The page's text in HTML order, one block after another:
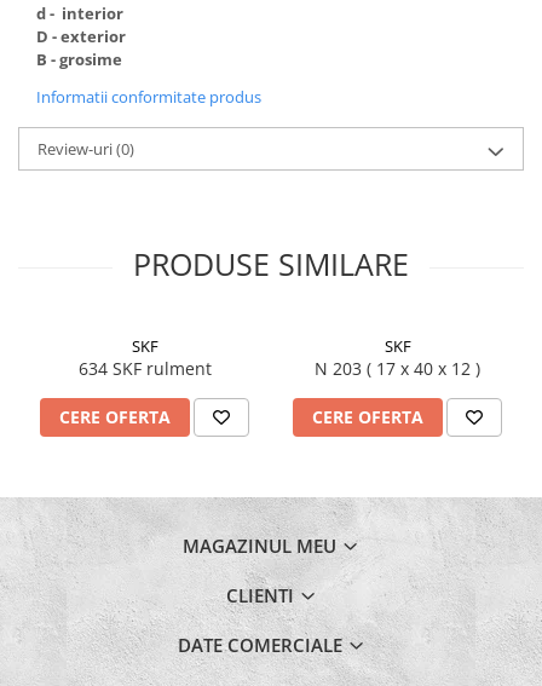
d - interior
D - exterior
B - grosime
Informatii conformitate produs
Review-uri(0)
PRODUSE SIMILARE
SKF
634 SKF rulment
CERE OFERTA
SKF
N 203 ( 17 x 40 x 12 )
CERE OFERTA
MAGAZINUL MEU
CLIENTI
DATE COMERCIALE